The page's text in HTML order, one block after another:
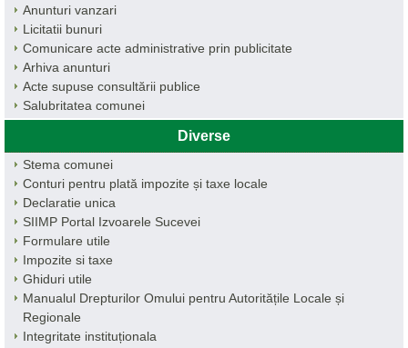
Anunturi vanzari
Licitatii bunuri
Comunicare acte administrative prin publicitate
Arhiva anunturi
Acte supuse consultării publice
Salubritatea comunei
Diverse
Stema comunei
Conturi pentru plată impozite și taxe locale
Declaratie unica
SIIMP Portal Izvoarele Sucevei
Formulare utile
Impozite si taxe
Ghiduri utile
Manualul Drepturilor Omului pentru Autoritățile Locale și
Regionale
Integritate instituționala